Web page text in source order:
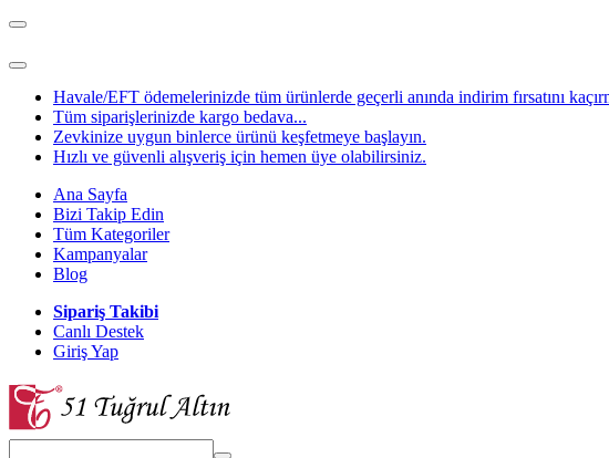
Havale/EFT ödemelerinizde tüm ürünlerde geçerli anında indirim fırsatını
Tüm siparişlerinizde kargo bedava...
Zevkinize uygun binlerce ürünü keşfetmeye başlayın.
Hızlı ve güvenli alışveriş için hemen üye olabilirsiniz.
Ana Sayfa
Bizi Takip Edin
Tüm Kategoriler
Kampanyalar
Blog
Sipariş Takibi
Canlı Destek
Giriş Yap